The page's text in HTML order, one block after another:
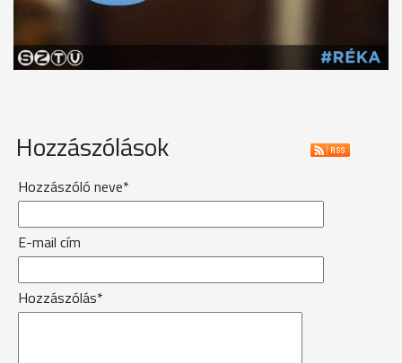
Hozzászólások
Hozzászóló neve*
E-mail cím
Hozzászólás*